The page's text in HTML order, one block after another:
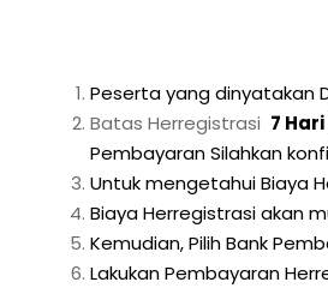
Peserta yang dinyatakan
Batas Herregistrasi 7
Pembayaran Silahkan
Untuk mengetahui Biaya
Biaya Herregistrasi akan
Kemudian, Pilih Bank
Lakukan Pembayaran